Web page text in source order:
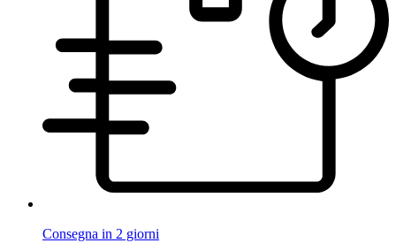
Consegna in 2 giorni